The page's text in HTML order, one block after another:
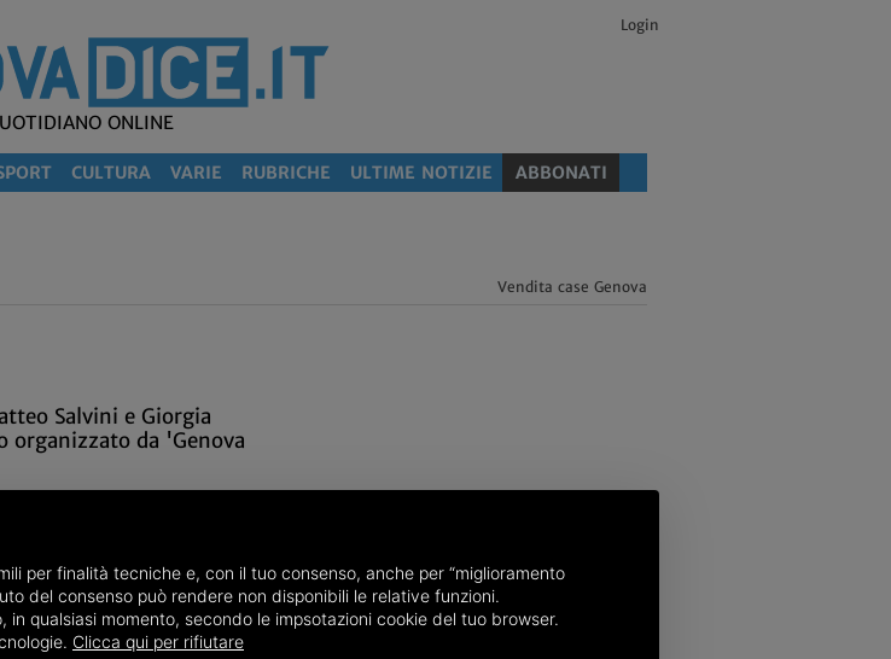
Login
ONLINE
CULTURA VARIE RUBRICHE ULTIME NOTIZIE ABBONATI
Vendita case Genova
Salvini e Giorgia
organizzato da 'Genova
Genova, Varie
per finalità tecniche e, con il tuo consenso, anche per “miglioramento
del consenso può rendere non disponibili le relative funzioni.
qualsiasi momento, secondo le impsotazioni cookie del tuo browser.
Clicca qui per rifiutare